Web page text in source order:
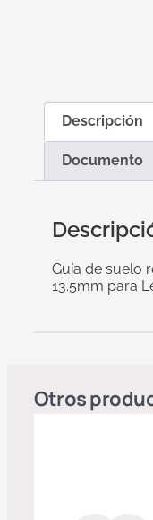
Descripción
Documento
Guía de suelo
13.5mm para
Otros